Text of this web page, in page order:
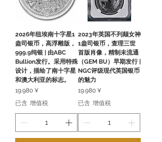
2026年纽埃南十字星1
盎司银币，高浮雕版，
999.9纯银 | 由ABC
Bullion发行。采用特殊
设计，描绘了南十字星
和澳大利亚的标志。
價格
19.980 ¥
已含 增值税
2023年英国不列颠女神
1盎司银币，查理三世
首版肖像，精制未流通
（GEM BU）早期发行 |
NGC评级现代英国银币
的魅力
價格
19.980 ¥
已含 增值税